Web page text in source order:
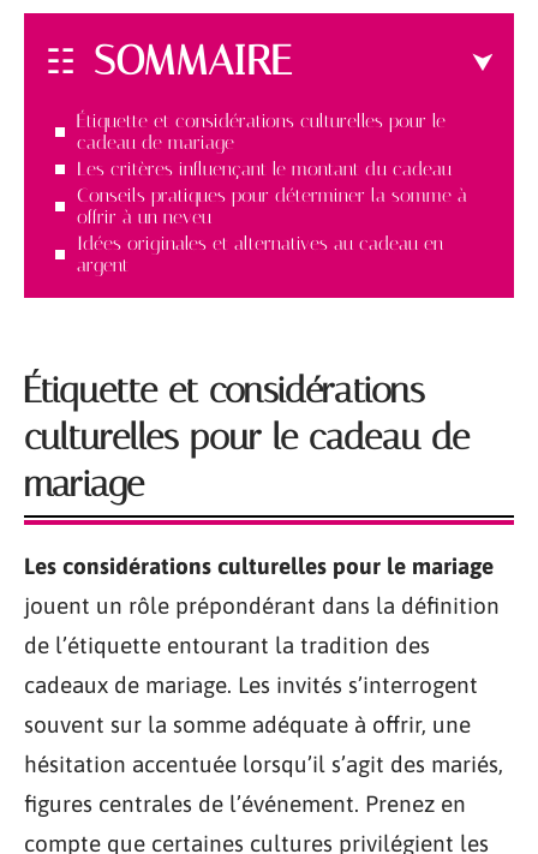
SOMMAIRE
Étiquette et considérations culturelles pour le
cadeau de mariage
Les critères influençant le montant du cadeau
Conseils pratiques pour déterminer la somme à
offrir à un neveu
Idées originales et alternatives au cadeau en
argent
Étiquette et considérations
culturelles pour le cadeau de
mariage
Les considérations culturelles pour le mariage
jouent un rôle prépondérant dans la définition
de l’étiquette entourant la tradition des
cadeaux de mariage. Les invités s’interrogent
souvent sur la somme adéquate à offrir, une
hésitation accentuée lorsqu’il s’agit des mariés,
figures centrales de l’événement. Prenez en
compte que certaines cultures privilégient les